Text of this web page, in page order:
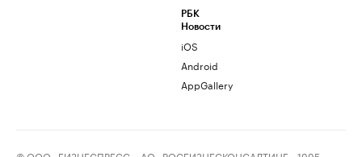
РБК
Новости
iOS
Android
AppGallery